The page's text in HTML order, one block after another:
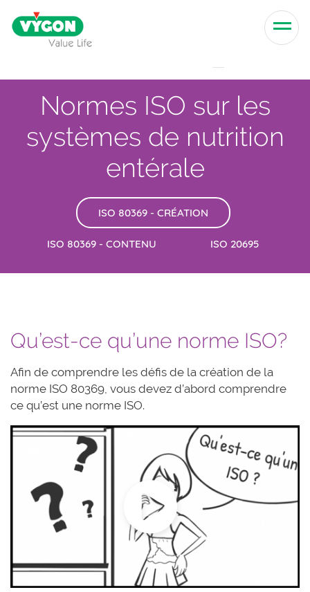
Skip to content
Normes ISO sur les
systèmes de nutrition
entérale
ISO 80369 - CRÉATION
ISO 80369 - CONTENU ISO 20695
Qu’est-ce qu’une norme ISO?
Afin de comprendre les défis de la création de la
norme ISO 80369, vous devez d’abord comprendre
ce qu’est une norme ISO.